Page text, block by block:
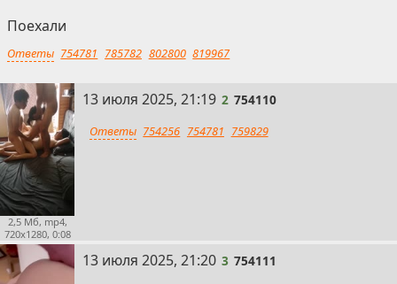
Поехали
Ответы 754781 785782 802800 819967
2,5 Мб, mp4,
720x1280, 0:08
2
13 июля 2025, 21:19 2 754110
Ответы 754256 754781 759829
3
13 июля 2025, 21:20 3 754111